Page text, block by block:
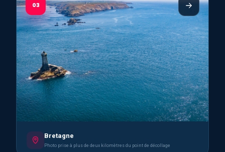
03
Bretagne
Photo prise à plus de deux kilomètres du point de décollage